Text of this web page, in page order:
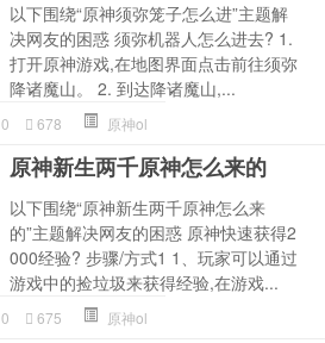
以下围绕“原神须弥笼子怎么进”主题解
决网友的困惑 须弥机器人怎么进去? 1.
打开原神游戏,在地图界面点击前往须弥
降诸魔山。 2. 到达降诸魔山,...
0 678 原神ol
原神新生两千原神怎么来的
以下围绕“原神新生两千原神怎么来
的”主题解决网友的困惑 原神快速获得2
000经验? 步骤/方式1 1、玩家可以通过
游戏中的捡垃圾来获得经验,在游戏...
0 675 原神ol